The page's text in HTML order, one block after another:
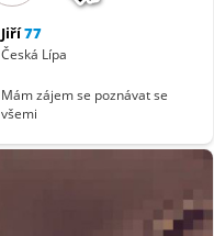
Jiří77
Česká Lípa
Mám zájem se poznávat se
všemi